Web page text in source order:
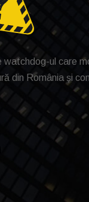
ul care
din România și